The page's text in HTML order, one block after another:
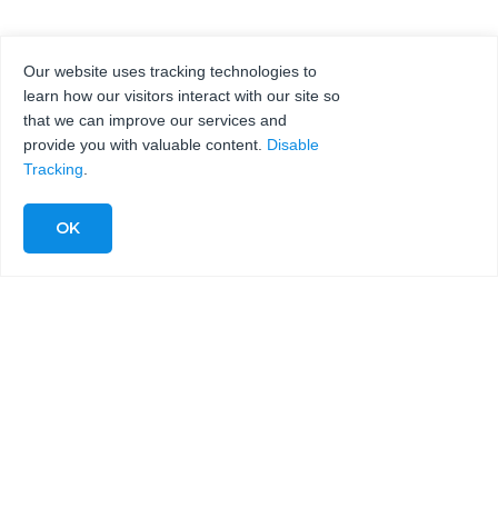
Our website uses tracking technologies to
learn how our visitors interact with our site so
that we can improve our services and
provide you with valuable content. Disable
Tracking